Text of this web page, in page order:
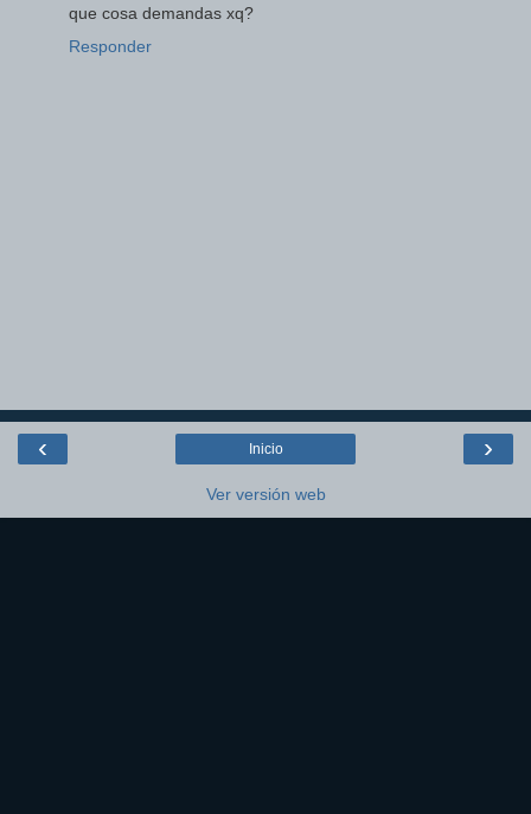
que cosa demandas xq?
Responder
‹ ›
Inicio
Ver versión web